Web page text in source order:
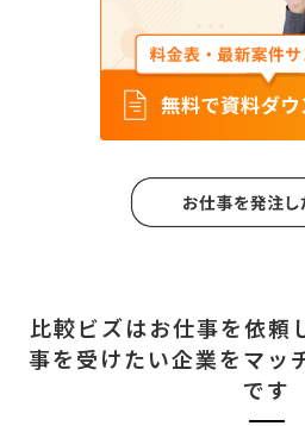
比較ビズはお仕事を依頼
事を受けたい企業をマッ
です